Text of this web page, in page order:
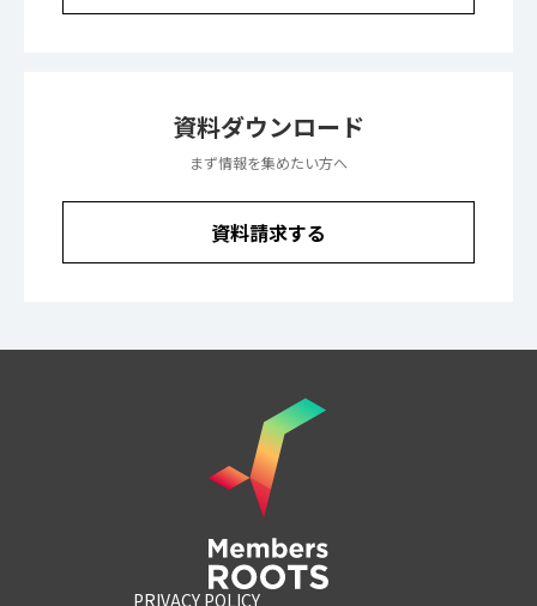
資料ダウンロード
まず情報を集めたい方へ
資料請求する
PRIVACY POLICY